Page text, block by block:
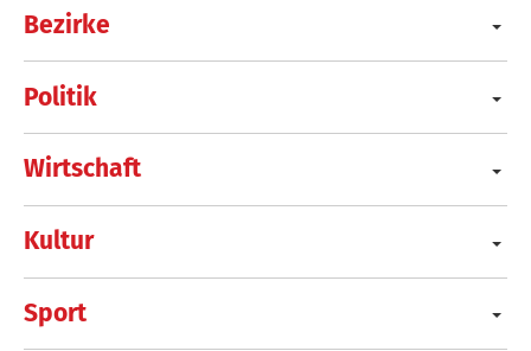
Bezirke
Politik
Wirtschaft
Kultur
Sport